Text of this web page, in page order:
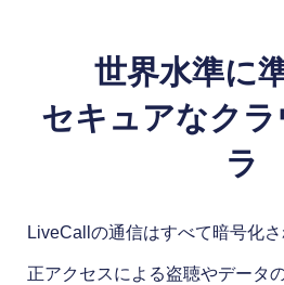
世界水準に
セキュアなク
ラ
LiveCallの通信はすべて暗号化
正アクセスによる盗聴やデータ